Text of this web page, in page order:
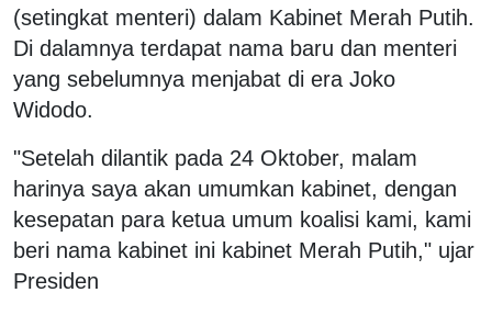
(setingkat menteri) dalam Kabinet Merah Putih.
Di dalamnya terdapat nama baru dan menteri
yang sebelumnya menjabat di era Joko
Widodo.
"Setelah dilantik pada 24 Oktober, malam
harinya saya akan umumkan kabinet, dengan
kesepatan para ketua umum koalisi kami, kami
beri nama kabinet ini kabinet Merah Putih," ujar
Presiden